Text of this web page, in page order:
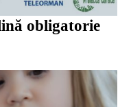
obligatorie